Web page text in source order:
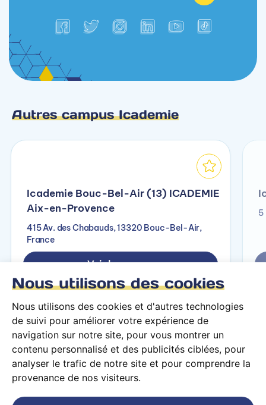
Nous utilisons des cookies
Nous utilisons des cookies et d'autres technologies
de suivi pour améliorer votre expérience de
navigation sur notre site, pour vous montrer un
contenu personnalisé et des publicités ciblées, pour
analyser le trafic de notre site et pour comprendre la
provenance de nos visiteurs.
Autres campus Icademie
Icademie Bouc-Bel-Air (13) ICADEMIE
Aix-en-Provence
415 Av. des Chabauds, 13320 Bouc-Bel-Air,
France
Voir le campus
5
Conditions générales d’utilisation